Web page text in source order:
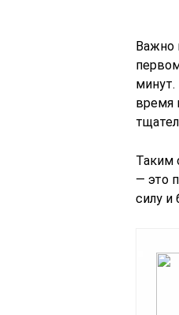
Важно
время
Таким
— это
силу и